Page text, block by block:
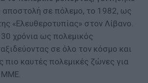
σε πόλεμο, το 1982, ως
«Ελευθεροτυπίας» στον Λίβανο.
χρόνια ως πολεμικός
σε όλο τον κόσμο και
πιο καυτές πολεμικές ζώνες για
ΜΜΕ.